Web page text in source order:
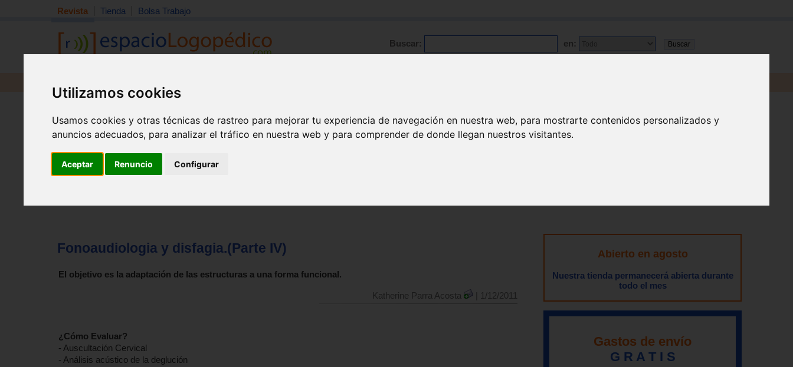
Utilizamos cookies
Usamos cookies y otras técnicas de rastreo para mejorar tu experiencia de navegación en nuestra web, para mostrarte contenidos personalizados y
anuncios adecuados, para analizar el tráfico en nuestra web y para comprender de donde llegan nuestros visitantes.
Aceptar Renuncio Configurar
Revista Tienda Bolsa Trabajo
Buscar: en:
Tema quincena |Detección|Orientación
Inicio> Revista
Fonoaudiologia y disfagia.(Parte IV)
El objetivo es la adaptación de las estructuras a una forma funcional.
Katherine Parra Acosta | 1/12/2011
¿Cómo Evaluar?
- Auscultación Cervical
- Análisis acústico de la deglución
Abierto en agosto
Nuestra tienda permanecerá abierta durante
todo el mes
Gastos de envío
G R A T I S